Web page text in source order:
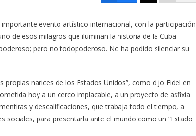
evento artístico internacional, con la participación
de esos milagros que iluminan la historia de la Cuba
pero no todopoderoso. No ha podido silenciar su
propias narices de los Estados Unidos”, como dijo Fidel en
hoy a un cerco implacable, a un proyecto de asfixia
y descalificaciones, que trabaja todo el tiempo, a
sociales, para presentarla ante el mundo como un “Estado